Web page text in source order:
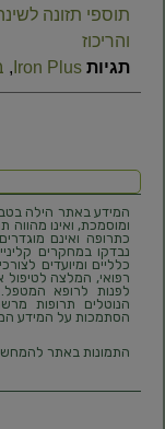
תוספי תזונה
והריכוז
תגיות Iron Plus
,
המידע באתר הילה
ומוסמכת, ואינו מהווה
כתרופה ואינם
נבדקו במחקרים
כלליים ומיועדים
רפואי, המלצה לטיפול
לפנות לרופא המטפל.
הנוטלים תרופות
הסתמכות על המידע
התמונות באתר